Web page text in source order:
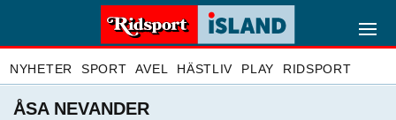
NYHETER SPORT AVEL HÄSTLIV PLAY RIDSPORT
ÅSA NEVANDER